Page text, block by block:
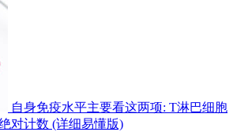
自身免疫水平主要看这两项: T淋巴细胞
对计数 (详细易懂版)